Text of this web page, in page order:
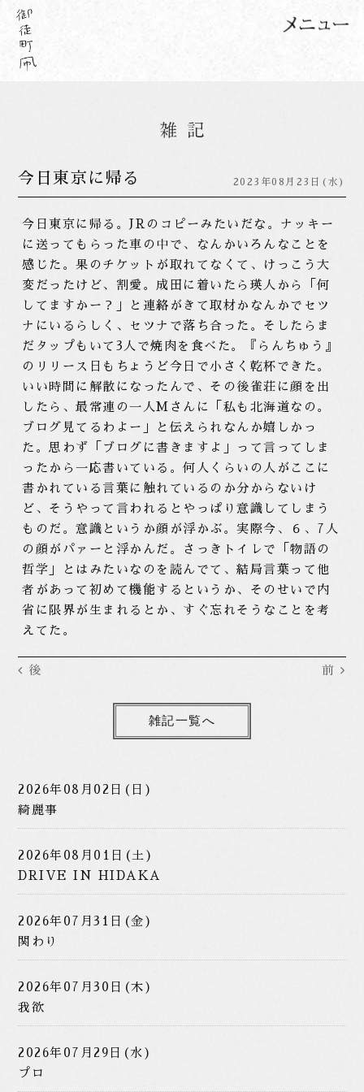
​今日東京に帰る 2023年08月23日(水)
今日東京に帰る。JRのコピーみたいだな。ナッキー
に送ってもらった車の中で、なんかいろんなことを
感じた。果のチケットが取れてなくて、けっこう大
変だったけど、割愛。成田に着いたら瑛人から「何
してますかー？」と連絡がきて取材かなんかでセツ
ナにいるらしく、セツナで落ち合った。そしたらま
だタップもいて3人で焼肉を食べた。『らんちゅう』
のリリース日もちょうど今日で小さく乾杯できた。
いい時間に解散になったんで、その後雀荘に顔を出
したら、最常連の一人Mさんに「私も北海道なの。
ブログ見てるわよー」と伝えられなんか嬉しかっ
た。思わず「ブログに書きますよ」って言ってしま
ったから一応書いている。何人くらいの人がここに
書かれている言葉に触れているのか分からないけ
ど、そうやって言われるとやっぱり意識してしまう
ものだ。意識というか顔が浮かぶ。実際今、６、7人
の顔がパァーと浮かんだ。さっきトイレで「物語の
哲学」とはみたいなのを読んでて、結局言葉って他
者があって初めて機能するというか、そのせいで内
省に限界が生まれるとか、すぐ忘れそうなことを考
えてた。
後 前
雑記一覧へ
2026年08月02日(日)
綺麗事
2026年08月01日(土)
DRIVE IN HIDAKA
2026年07月31日(金)
関わり
2026年07月30日(木)
我欲
2026年07月29日(水)
プロ